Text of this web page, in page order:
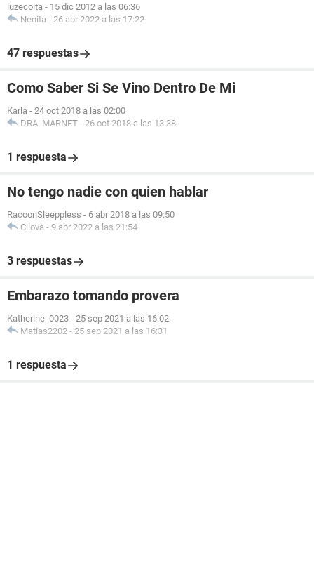
luzecoita - 15 dic 2012 a las 06:36
Nenita - 26 abr 2022 a las 17:22
47 respuestas
Como Saber Si Se Vino Dentro De Mi
Karla - 24 oct 2018 a las 02:00
DRA. MARNET - 26 oct 2018 a las 13:38
1 respuesta
No tengo nadie con quien hablar
RacoonSleeppless - 6 abr 2018 a las 09:50
Cilova - 9 abr 2022 a las 21:54
3 respuestas
Embarazo tomando provera
Katherine_0023 - 25 sep 2021 a las 16:02
Matias2202 - 25 sep 2021 a las 16:31
1 respuesta